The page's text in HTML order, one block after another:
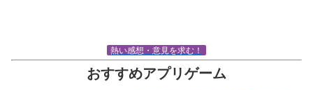
熱い感想・意見を求む！
おすすめアプリゲーム